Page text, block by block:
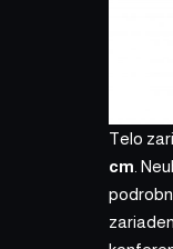
Telo
cm .